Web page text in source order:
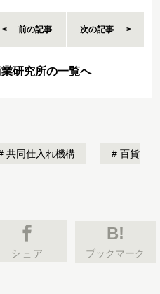
前の記事 次の記事
研究所の一覧へ
共同仕入れ機構 百貨
B!
ブックマーク